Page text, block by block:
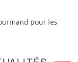
pour les